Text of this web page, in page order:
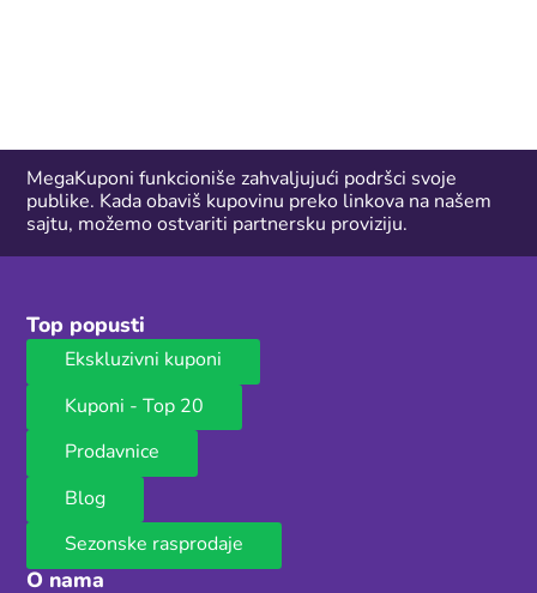
MegaKuponi funkcioniše zahvaljujući podršci svoje
publike. Kada obaviš kupovinu preko linkova na našem
sajtu, možemo ostvariti partnersku proviziju.
Top popusti
Ekskluzivni kuponi
Kuponi - Top 20
Prodavnice
Blog
Sezonske rasprodaje
O nama